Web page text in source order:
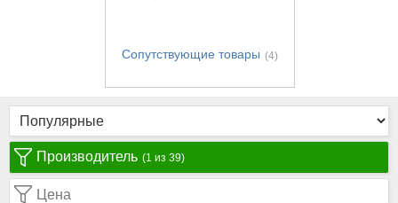
Сопутствующие товары (4)
Производитель (1 из 39)
Цена